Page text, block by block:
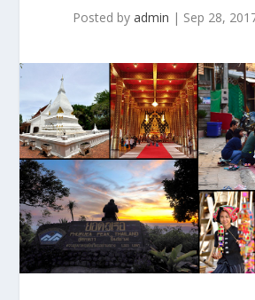
Posted by admin | Sep 28,